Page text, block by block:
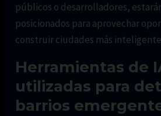
públicos o desarrolladores,
posicionados para aprovechar
construir ciudades más
Herramientas de
utilizadas para
barrios